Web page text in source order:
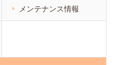
メンテナンス情報